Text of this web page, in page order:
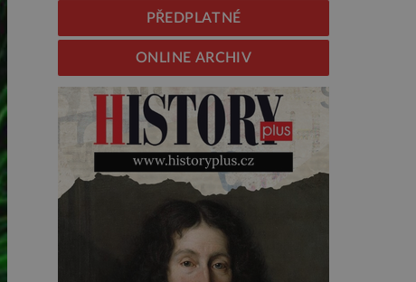
PŘEDPLATNÉ
ONLINE ARCHIV